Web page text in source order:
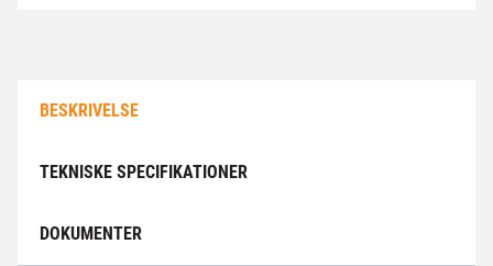
BESKRIVELSE
TEKNISKE SPECIFIKATIONER
DOKUMENTER